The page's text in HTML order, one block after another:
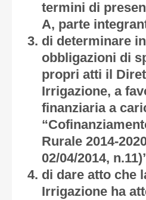
termini di
A, parte
di determinare
obbligazioni di
propri atti il
Irrigazione, a
finanziaria a
Rurale 2014-
02/04/2014,
di dare atto che
Irrigazione ha